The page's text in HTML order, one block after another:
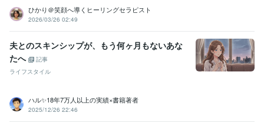
ひかり＠笑顔へ導くヒーリングセラピスト
2026/03/26 02:49
夫とのスキンシップが、もう何ヶ月もないあな
たへ
記事
ライフスタイル
ハル✨18年7万人以上の実績×書籍著者
2025/12/26 22:46